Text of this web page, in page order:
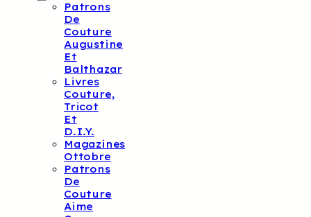
Patrons
De
Couture
Augustine
Et
Balthazar
Livres
Couture,
Tricot
Et
D.I.Y.
Magazines
Ottobre
Patrons
De
Couture
Aime